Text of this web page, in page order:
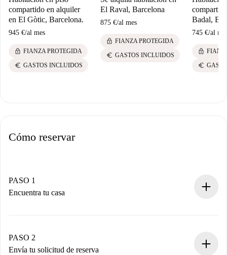
compartido en alquiler
en El Gòtic, Barcelona.
945 €/al mes
lock FIANZA PROTEGIDA
euro GASTOS INCLUIDOS
El Raval, Barcelona
875 €/al mes
lock FIANZA PROTEGIDA
euro GASTOS INCLUIDOS
Badal,
745 €/al
lock
euro
Cómo reservar
PASO 1
Encuentra tu casa
Tienes toda la información necesaria por adelantado.
PASO 2
Envía tu solicitud de reserva